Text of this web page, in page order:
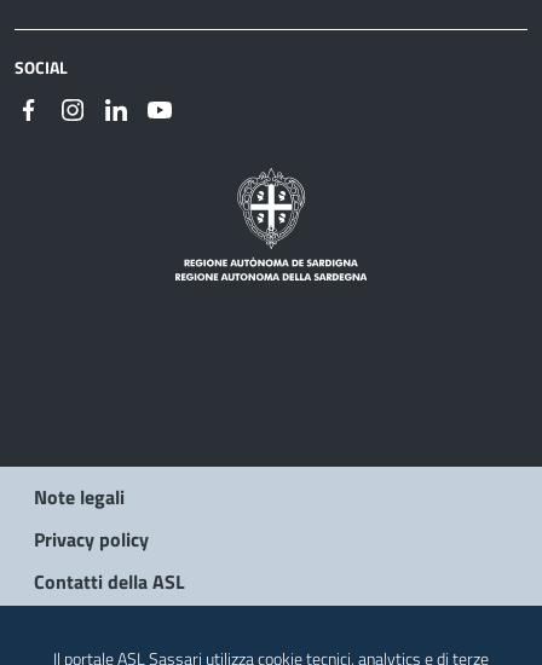
SOCIAL
Note legali
Privacy policy
Contatti della ASL
Il portale ASL Sassari utilizza cookie tecnici, analytics e di terze